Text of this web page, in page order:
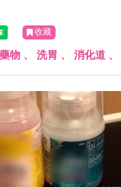
收藏
藥物 、 洗胃 、 消化道 、